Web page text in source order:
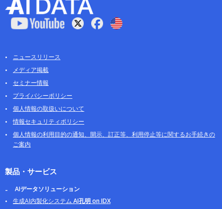
ニュースリリース
メディア掲載
セミナー情報
プライバシーポリシー
個人情報の取扱いについて
情報セキュリティポリシー
個人情報の利用目的の通知、開示、訂正等、利用停止等に関するお手続きの
ご案内
製品・サービス
AIデータソリューション
生成AI内製化システム AI孔明 on IDX